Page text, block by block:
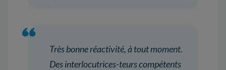
Très bonne réactivité, à tout moment.
Des interlocutrices-teurs compétents